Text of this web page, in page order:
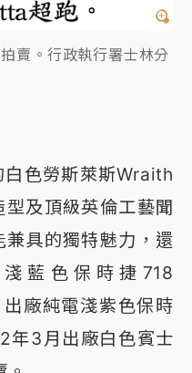
賣。行政執行署士林分
色勞斯萊斯Wraith
及頂級英倫工藝聞
具的獨特魅力，還
藍色保時捷718
廠純電淺紫色保時
年3月出廠白色賓士